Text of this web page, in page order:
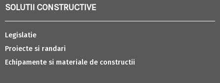
SOLUTII CONSTRUCTIVE
Legislatie
Proiecte si randari
Echipamente si materiale de constructii